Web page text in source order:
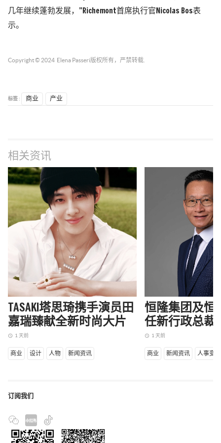
几年继续蓬勃发展，”Richemont首席执行官Nicolas Bos表
示。
Copyright © 2024 Elena Passeri 版权所有，严禁转载.
标签 : 商业 产业
相关资讯
TASAKI塔思琦携手演员田
嘉瑞臻献全新时尚大片
access_time 1 天前
商业 设计 人物 新闻资讯
恒隆集团及恒
任新行政总裁
access_time 1 天前
商业 新闻资讯 人事变动
订阅我们